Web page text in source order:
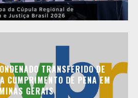
TRANSFERIDO DE
CUMPRIMENTO DE PENA EM
GERAIS